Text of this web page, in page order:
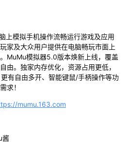
上模拟手机操作流畅运行游戏及应用
家及大众用户提供在电脑畅玩市面上
MuMu模拟器5.0版本焕新上线，覆盖
由。独家内存优化，资源占用更低，
有自由多开、智能键鼠/手柄操作等功
求！
mumu.163.com
酱